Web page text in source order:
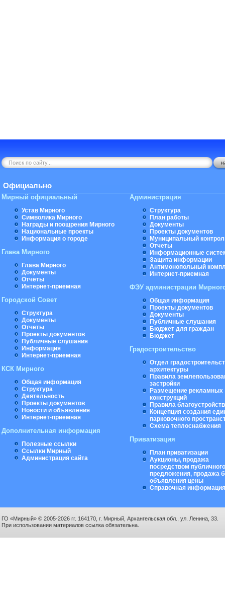
Официально
Мирный официальный
Устав Мирного
Символика Мирного
Награды и поощрения Мирного
Национальные проекты
Информация о городе
Глава Мирного
Глава Мирного
Документы
Отчеты
Интернет-приемная
Городской Совет
Структура
Документы
Отчеты
Проекты документов
Публичные слушания
Информация
Интернет-приемная
КСК Мирного
Общая информация
Структура
Деятельность
Проекты документов
Новости и объявления
Интернет-приемная
Дополнительная информация
Полезные ссылки
Ссылки Мирный
Администрация сайта
Администрация
Структура
План работы
Документы
Проекты документов
Муниципальный
Отчеты
Информационные
Защита информации
Антимонопольный
Интернет-приемная
ФЭУ администрации
Общая информация
Проекты документов
Документы
Публичные слушания
Бюджет для граждан
Бюджет
Градостроительство
Отдел
архитектуры
Правила
застройки
Размещение рекламных
конструкций
Правила
Концепция создания
парковочного
Схема теплоснабжения
Приватизация
План приватизации
Аукционы, продажа
посредством публичного
предложения, продажа
объявления цены
Справочная информация
ГО «Мирный» © 2005-2026 гг. 164170, г. Мирный, Архангельская обл., ул. Ленина, 33.
При использовании материалов ссылка обязательна.